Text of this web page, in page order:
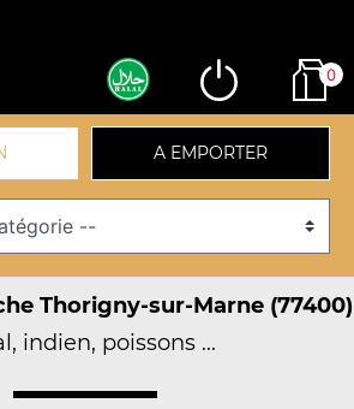
0
A EMPORTER
Thorigny-sur-Marne (77400)
indien, poissons ...